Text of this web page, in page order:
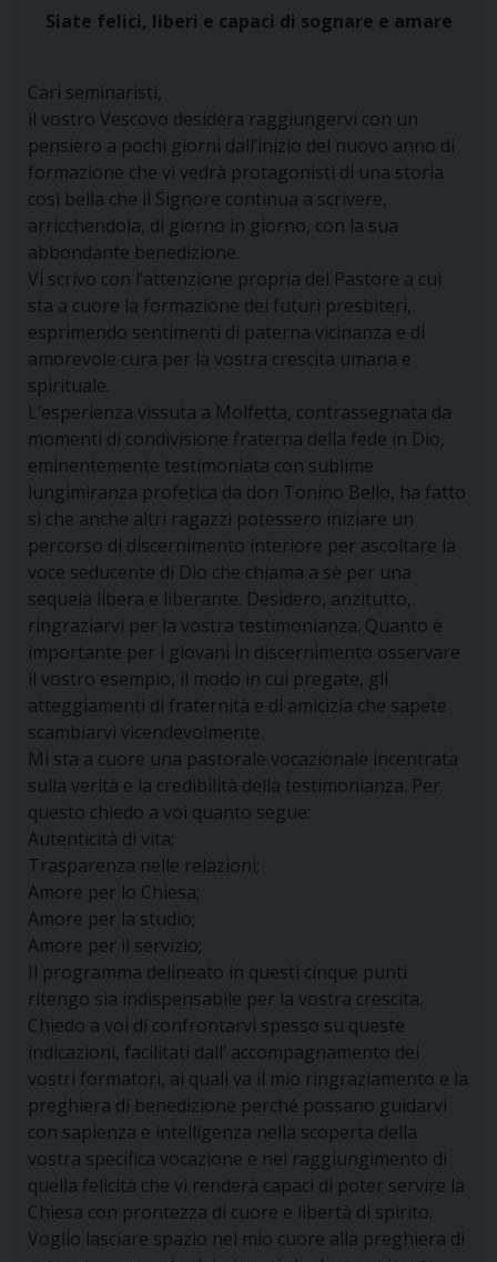
Siate felici, liberi e capaci di sognare e amare
Cari seminaristi,
il vostro Vescovo desidera raggiungervi con un
pensiero a pochi giorni dall’inizio del nuovo anno di
formazione che vi vedrà protagonisti di una storia
così bella che il Signore continua a scrivere,
arricchendola, di giorno in giorno, con la sua
abbondante benedizione.
Vi scrivo con l’attenzione propria del Pastore a cui
sta a cuore la formazione dei futuri presbiteri,
esprimendo sentimenti di paterna vicinanza e di
amorevole cura per la vostra crescita umana e
spirituale.
L’esperienza vissuta a Molfetta, contrassegnata da
momenti di condivisione fraterna della fede in Dio,
eminentemente testimoniata con sublime
lungimiranza profetica da don Tonino Bello, ha fatto
sì che anche altri ragazzi potessero iniziare un
percorso di discernimento interiore per ascoltare la
voce seducente di Dio che chiama a sè per una
sequela libera e liberante. Desidero, anzitutto,
ringraziarvi per la vostra testimonianza. Quanto è
importante per i giovani in discernimento osservare
il vostro esempio, il modo in cui pregate, gli
atteggiamenti di fraternità e di amicizia che sapete
scambiarvi vicendevolmente.
Mi sta a cuore una pastorale vocazionale incentrata
sulla verità e la credibilità della testimonianza. Per
questo chiedo a voi quanto segue:
Autenticità di vita;
Trasparenza nelle relazioni;
Amore per lo Chiesa;
Amore per la studio;
Amore per il servizio;
Il programma delineato in questi cinque punti
ritengo sia indispensabile per la vostra crescita.
Chiedo a voi di confrontarvi spesso su queste
indicazioni, facilitati dall’ accompagnamento dei
vostri formatori, ai quali va il mio ringraziamento e la
preghiera di benedizione perché possano guidarvi
con sapienza e intelligenza nella scoperta della
vostra specifica vocazione e nel raggiungimento di
quella felicità che vi renderà capaci di poter servire la
Chiesa con prontezza di cuore e libertà di spirito.
Voglio lasciare spazio nel mio cuore alla preghiera di